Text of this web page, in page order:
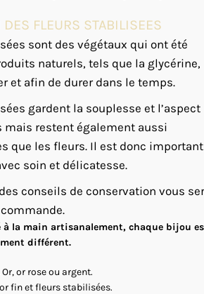
DES FLEURS STABILISEES
sont des végétaux qui ont été
naturels, tels que la glycérine,
et afin de durer dans le temps.
gardent la souplesse et l’aspect
mais restent également aussi
que les fleurs. Il est donc important
soin et délicatesse.
conseils de conservation vous
à la main artisanalement, chaque bijou
différent.
or rose ou argent.
fin et fleurs stabilisées.